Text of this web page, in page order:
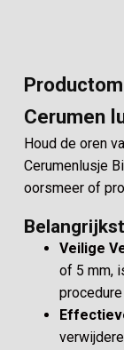
Cerumen
Houd de oren
Cerumenlusje
oorsmeer of
Veilige
of 5 mm,